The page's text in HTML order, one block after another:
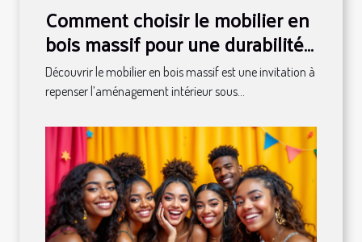
Comment choisir le mobilier en
bois massif pour une durabilité
maximale ?
Découvrir le mobilier en bois massif est une invitation à
repenser l’aménagement intérieur sous...